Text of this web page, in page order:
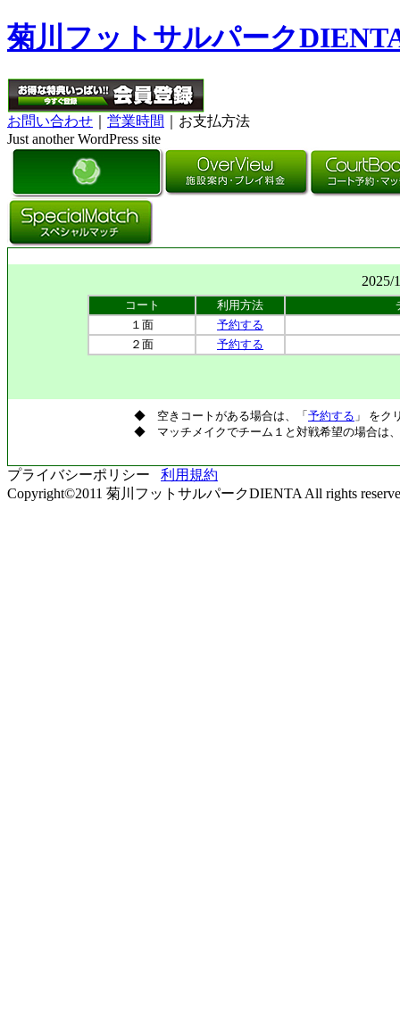
菊川フットサルパーク
お問い合わせ 営業時間
｜お支払方法
Just another WordPress site
2025/
コート 利用方法
１面
予約する
２面
予約する
◆ 空きコートがある場合は、「 予約する 」 をク
◆ マッチメイクでチーム１と対戦希望の場合は
プライバシーポリシー 利用規約
Copyright©2011 菊川フットサルパークDIENTA All rights